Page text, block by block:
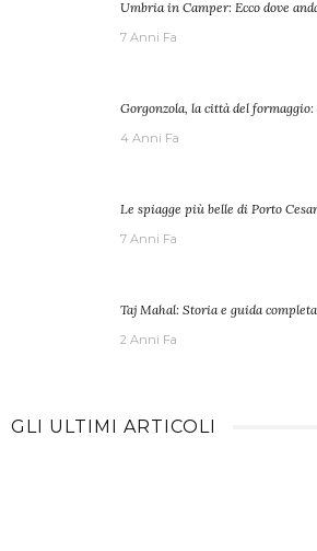
Umbria in Camper: Ecco dove
7 Anni Fa
Gorgonzola, la città del formaggio:
4 Anni Fa
Le spiagge più belle di Porto
7 Anni Fa
Taj Mahal: Storia e guida
2 Anni Fa
GLI ULTIMI ARTICOLI